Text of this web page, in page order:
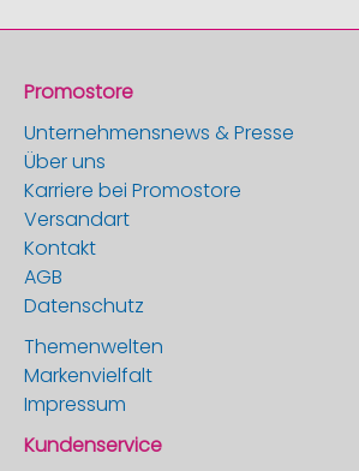
Promostore
Unternehmensnews & Presse
Über uns
Karriere bei Promostore
Versandart
Kontakt
AGB
Datenschutz
Themenwelten
Markenvielfalt
Impressum
Kundenservice